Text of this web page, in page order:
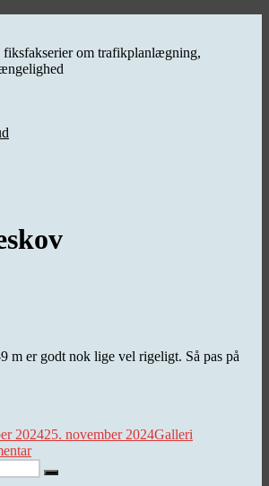
om trafikplanlægning,
m er godt nok lige vel rigeligt. Så pas på
202425. november 2024Galleri
til
Skilteskov
Søg